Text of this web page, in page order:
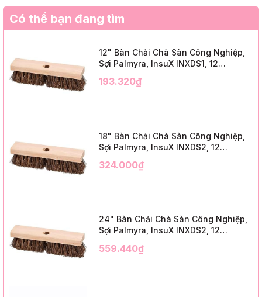
Có thể bạn đang tìm
12" Bàn Chải Chà Sàn Công Nghiệp,
Sợi Palmyra, InsuX INXDS1, 12
Trim)
193.320₫
18" Bàn Chải Chà Sàn Công Nghiệp,
Sợi Palmyra, InsuX INXDS2, 12
Trim)
324.000₫
24" Bàn Chải Chà Sàn Công Nghiệp,
Sợi Palmyra, InsuX INXDS2, 12
3" Trim)
559.440₫